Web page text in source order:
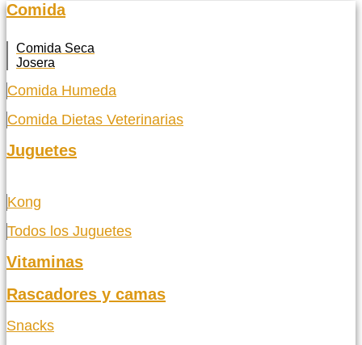
Comida
Comida Seca
Josera
Comida Humeda
Comida Dietas Veterinarias
Juguetes
Kong
Todos los Juguetes
Vitaminas
Rascadores y camas
Snacks